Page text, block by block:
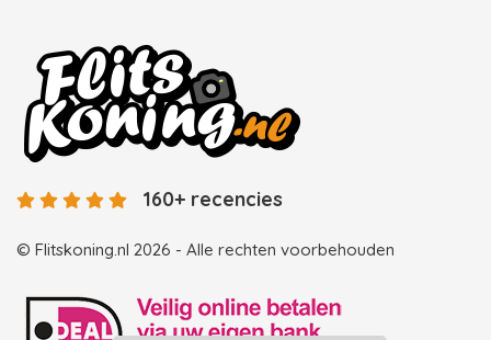
© Flitskoning.nl 2026 - Alle rechten voorbehouden
160+ recencies